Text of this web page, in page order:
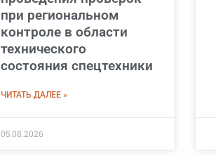
при региональном
контроле в области
технического
состояния спецтехники
ЧИТАТЬ ДАЛЕЕ »
05.08.2026